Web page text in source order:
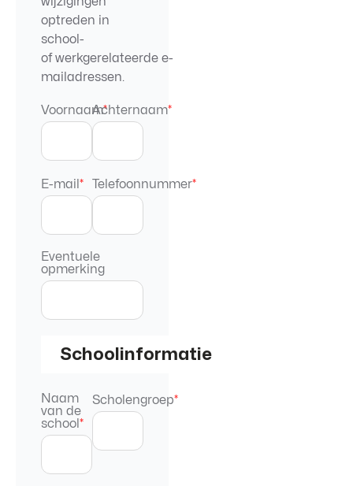
optreden in
school-
of werkgerelateerde e-
mailadressen.
Voornaam*
Achternaam*
E-mail * Telefoonnummer*
Eventuele
opmerking
Schoolinformatie
Naam
van de
school *
Scholengroep*